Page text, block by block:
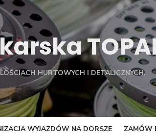
HURTOWYCH I DETALICZNYCH.
WYJAZDÓW NA DORSZE ZAMÓW